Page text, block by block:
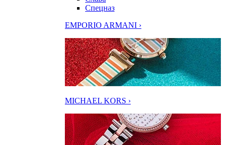
Спецназ
EMPORIO ARMANI ›
MICHAEL KORS ›